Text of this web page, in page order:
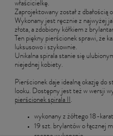
właścicielkę.
Zaprojektowany został z dbałością
Wykonany jest ręcznie z najwyżej
złota, a zdobiony kółkiem z
Ten piękny pierścionek sprawi, że
luksusowo i szykownie.
Unikalna spirala stanie się
niejednej kobiety.
Pierścionek daje idealną okazję do
looku. Dostępny jest też w wersji
pierścionek spirala II.
wykonany z żółtego 18-
19 szt. brylantów o łącznej